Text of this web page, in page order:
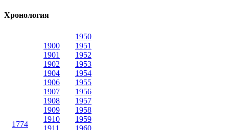
Хронология
1774
1900
1901
1902
1904
1906
1907
1908
1909
1910
1950
1951
1952
1953
1954
1955
1956
1957
1958
1959